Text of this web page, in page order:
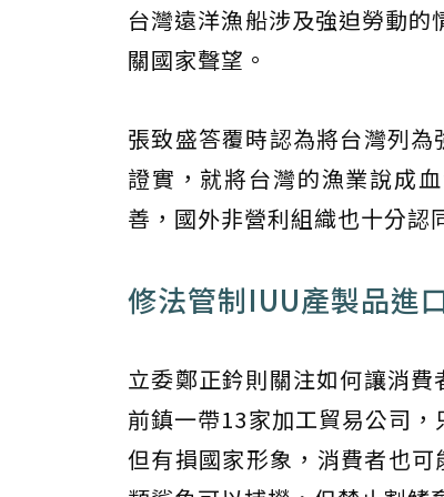
台灣遠洋漁船涉及強迫勞動
關國家聲望。
張致盛答覆時認為將台灣列
證實，就將台灣的漁業說成
善，國外非營利組織也十分認
修法管制IUU產製品進
立委鄭正鈐則關注如何讓消
前鎮一帶13家加工貿易公司
但有損國家形象，消費者也